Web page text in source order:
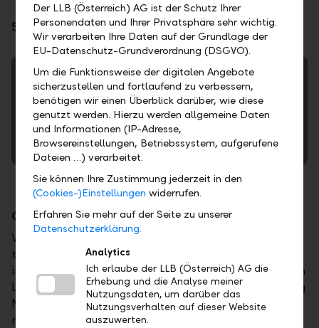
Stay informed – read more here:
Trends and analyses
Capital & Markets – every other month, important
investment topics in the market focus
Current media communiqués
We place great emphasis on transparency and
timely, comprehensive information for our clients,
investors, and partners. Our information ranges from
LLB Österreich media communiqués to daily Morning
News and research publications. Here are our latest
media communiqués so that you can keep track of
Der LLB (Österreich) AG ist der Schutz Ihrer
Personendaten und Ihrer Privatsphäre sehr wichtig.
Wir verarbeiten Ihre Daten auf der Grundlage der
EU-Datenschutz-Grundverordnung (DSGVO).
Um die Funktionsweise der digitalen Angebote
sicherzustellen und fortlaufend zu verbessern,
benötigen wir einen Überblick darüber, wie diese
genutzt werden. Hierzu werden allgemeine Daten
und Informationen (IP-Adresse,
Browsereinstellungen, Betriebssystem, aufgerufene
Dateien …) verarbeitet.
Sie können Ihre Zustimmung jederzeit in den
(Cookies-)Einstellungen widerrufen.
Erfahren Sie mehr auf der Seite zu unserer
Datenschutzerklärung.
Analytics
Ich erlaube der LLB (Österreich) AG die
Erhebung und die Analyse meiner
Nutzungsdaten, um darüber das
Nutzungsverhalten auf dieser Website
auszuwerten.